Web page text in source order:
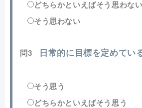
どちらかといえばそう思わない
そう思わない
問3 日常的に目標を定めてい
そう思う
どちらかといえばそう思う